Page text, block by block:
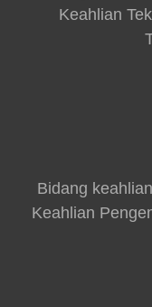
Keahlian
Bidang
Keahlian